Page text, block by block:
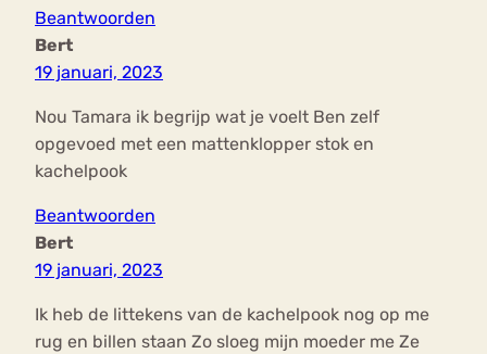
Beantwoorden
Bert
19 januari, 2023
Nou Tamara ik begrijp wat je voelt Ben zelf
opgevoed met een mattenklopper stok en
kachelpook
Beantwoorden
Bert
19 januari, 2023
Ik heb de littekens van de kachelpook nog op me
rug en billen staan Zo sloeg mijn moeder me Ze